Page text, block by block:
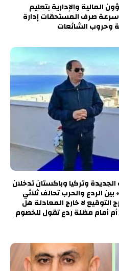
المالية والإدارية بتعليم
سرعة صرف المستحقات إدارة
وحروب الشائعات
وتركيا وباكستان تدخلان
الردع والحرب تحالف ثلاثي
لا خارج المعادلة هل
أمام مظلة ردع تقول للخصوم